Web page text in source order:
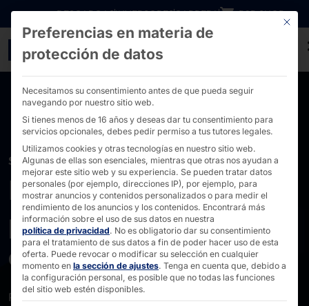
Ir directamente al contenido
DESCARGASINVERSORESCARRERA B2B SHOP
Servidores para centros
SOLUCIONES DE SERVIDORES
Potentes servidores
para centros de datos
de AKHET®
Potentesservidores Essential y Performancepara
Este
Preferencias en materia de
protección de datos
Necesitamos su consentimiento antes de que pueda seguir
navegando por nuestro sitio web.
Si tienes menos de 16 años y deseas dar tu consentimiento para
servicios opcionales, debes pedir permiso a tus tutores legales.
Utilizamos cookies y otras tecnologías en nuestro sitio web.
Algunas de ellas son esenciales, mientras que otras nos ayudan a
mejorar este sitio web y su experiencia. Se pueden tratar datos
personales (por ejemplo, direcciones IP), por ejemplo, para
mostrar anuncios y contenidos personalizados o para medir el
rendimiento de los anuncios y los contenidos. Encontrará más
información sobre el uso de sus datos en nuestra
política de privacidad. No es obligatorio dar su consentimiento
para el tratamiento de sus datos a fin de poder hacer uso de esta
oferta. Puede revocar o modificar su selección en cualquier
momento en la sección de ajustes. Tenga en cuenta que, debido a
la configuración personal, es posible que no todas las funciones
del sitio web estén disponibles.